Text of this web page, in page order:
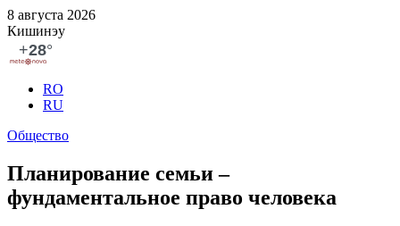
8 августа 2026
Кишинэу
RO
RU
Общество
Планирование семьи –
фундаментальное право человека